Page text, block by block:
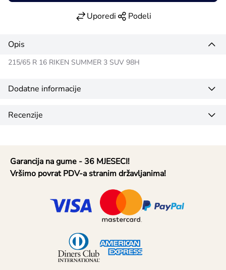
Uporedi Podeli
Opis
215/65 R 16 RIKEN SUMMER 3 SUV 98H
Dodatne informacije
Recenzije
Garancija na gume - 36 MJESECI!
Vršimo povrat PDV-a stranim državljanima!